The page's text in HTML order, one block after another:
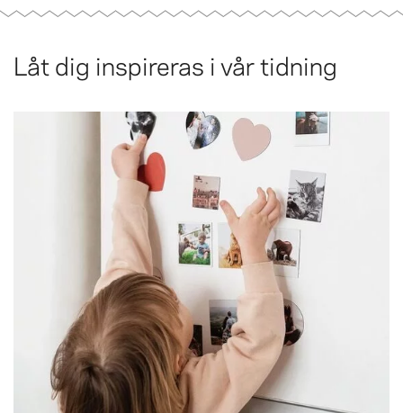
Låt dig inspireras i vår tidning